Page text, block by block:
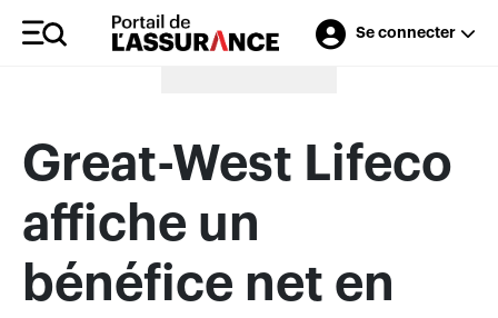
Se connecter
Merci à nos annonceurs
Great-West Lifeco
affiche un
bénéfice net en